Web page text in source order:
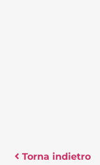
Torna indietro